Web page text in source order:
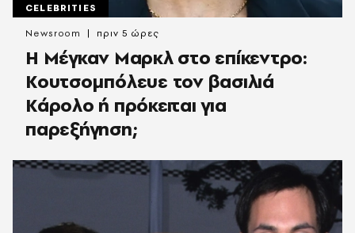
CELEBRITIES
Η Μέγκαν Μαρκλ στο επίκεντρο:
Κουτσομπόλευε τον βασιλιά
Κάρολο ή πρόκειται για
παρεξήγηση;
Newsroom πριν 5 ώρες